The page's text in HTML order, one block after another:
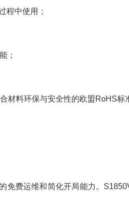
程中使用；
；
材料环保与安全性的欧盟RoHS标
免费运维和简化开局能力。